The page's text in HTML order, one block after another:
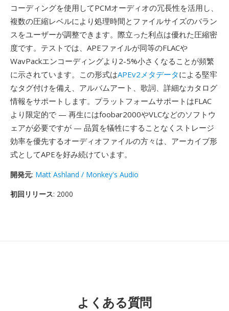
コーディングを使用してPCMオーディオの冗長性を活用し、
複数の圧縮レベルにより処理時間とファイルサイズのバラン
スをユーザーが調整できます。際立った利点は優れた圧縮密
度です。テストでは、APEファイルが同等のFLACや
WavPackエンコーディングより2-5%小さくなることが頻繁
に示されています。この形式はAPEv2メタデータによる堅牢
なタグ付けを備え、アルバムアート、歌詞、詳細なカタログ
情報をサポートします。プラットフォームサポートはFLAC
より限定的で — 再生にはfoobar2000やVLCなどのソフトウ
ェアが必要ですが — 品質を犠牲にすることなくストレージ
効率を優先するオーディオファイルの方々は、アーカイブ形
式としてAPEを好み続けています。
開発元: Matt Ashland / Monkey's Audio
初回リリース: 2000
よくある質問